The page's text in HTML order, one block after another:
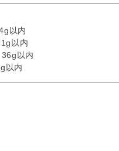
以内
以内
以内
以内